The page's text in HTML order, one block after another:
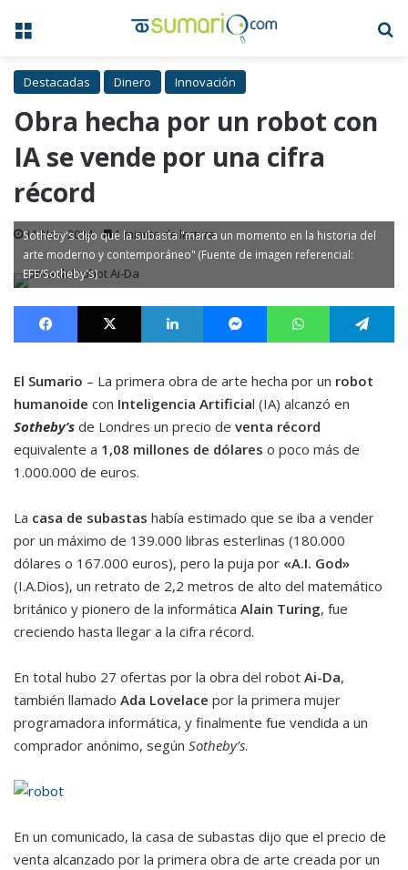
Menú
Destacadas Dinero Innovación
Obra hecha por un robot con
IA se vende por una cifra
récord
11 Nov, 2024 1 minuto de lectura
Sotheby's dijo que la subasta "marca un momento en la historia del
arte moderno y contemporáneo" (Fuente de imagen referencial:
EFE/Sotheby's)
Facebook X LinkedIn MessengerWhatsApp
El Sumario – La primera obra de arte hecha por un robot
humanoide con Inteligencia Artificial (IA) alcanzó en
Sotheby’s de Londres un precio de venta récord
equivalente a 1,08 millones de dólares o poco más de
1.000.000 de euros.
La casa de subastas había estimado que se iba a vender
por un máximo de 139.000 libras esterlinas (180.000
dólares o 167.000 euros), pero la puja por «A.I. God»
(I.A.Dios), un retrato de 2,2 metros de alto del matemático
británico y pionero de la informática Alain Turing, fue
creciendo hasta llegar a la cifra récord.
En total hubo 27 ofertas por la obra del robot Ai-Da,
también llamado Ada Lovelace por la primera mujer
programadora informática, y finalmente fue vendida a un
comprador anónimo, según Sotheby’s.
En un comunicado, la casa de subastas dijo que el precio de
venta alcanzado por la primera obra de arte creada por un